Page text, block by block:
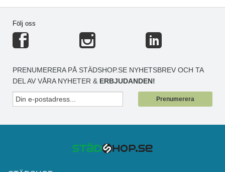
Följ oss
PRENUMERERA PÅ STÄDSHOP.SE NYHETSBREV OCH TA
DEL AV VÅRA NYHETER & ERBJUDANDEN!
Prenumerera